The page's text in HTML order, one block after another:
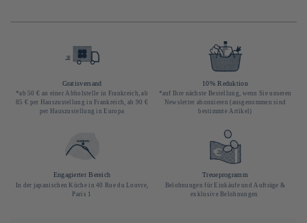
Gratisversand
*ab 50 € an einer Abholstelle in Frankreich, ab
85 € per Hauszustellung in Frankreich, ab 90 €
per Hauszustellung in Europa
10% Reduktion
*auf Ihre nächste Bestellung, wenn Sie unseren
Newsletter abonnieren (ausgenommen sind
bestimmte Artikel)
Engagierter Bereich
In der japanischen Küche in 40 Rue du Louvre,
Paris 1
Treueprogramm
Belohnungen für Einkäufe und Aufträge &
exklusive Belohnungen